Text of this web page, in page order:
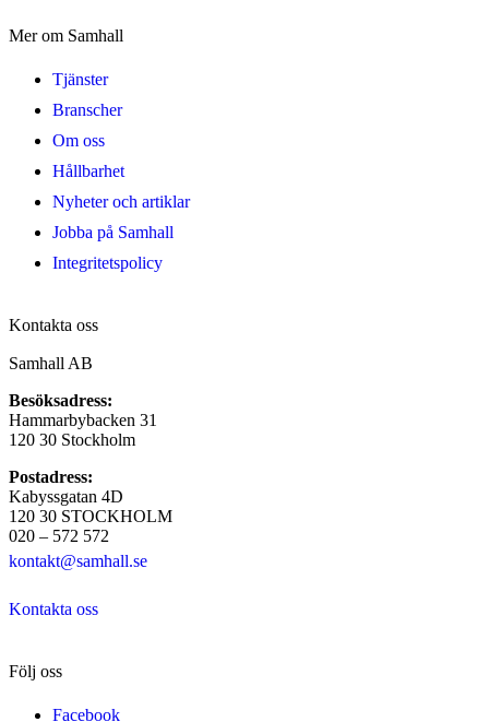
Mer om Samhall
Tjänster
Branscher
Om oss
Hållbarhet
Nyheter och artiklar
Jobba på Samhall
Integritetspolicy
Kontakta oss
Samhall AB
Besöksadress:
Hammarbybacken 31
120 30 Stockholm
Postadress:
Kabyssgatan 4D
120 30 STOCKHOLM
020 – 572 572
kontakt@samhall.se
Kontakta oss
Följ oss
Facebook